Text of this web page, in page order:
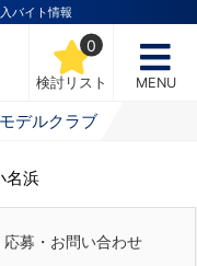
バイト情報
検討リスト
0
MENU
モデルクラブ
名浜
応募・お問い合わせ